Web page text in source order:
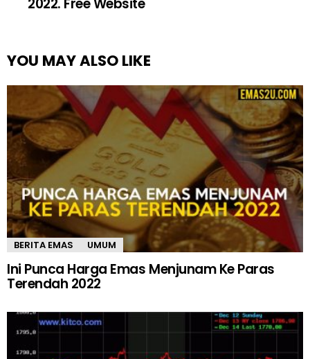
2022. Free Website
YOU MAY ALSO LIKE
BERITA EMAS UMUM
Ini Punca Harga Emas Menjunam Ke Paras
Terendah 2022